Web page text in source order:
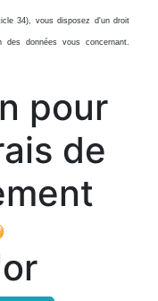
34), vous disposez d'un droit
données vous concernant.
pour
de